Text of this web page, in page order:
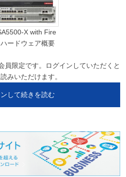
X with Fire
ードウェア概要
員限定です。ログインしていただくと
みいただけます。
して続きを読む